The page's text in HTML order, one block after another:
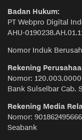
Badan Hukum:
PT Webpro Digital
AHU-
Nomor Induk
Rekening
Nomor:
Bank Sulselbar Cab.
Rekening Media
Nomor: 901862495666
Seabank